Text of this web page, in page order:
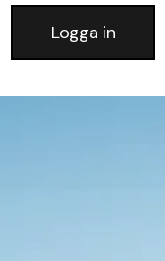
Logga in